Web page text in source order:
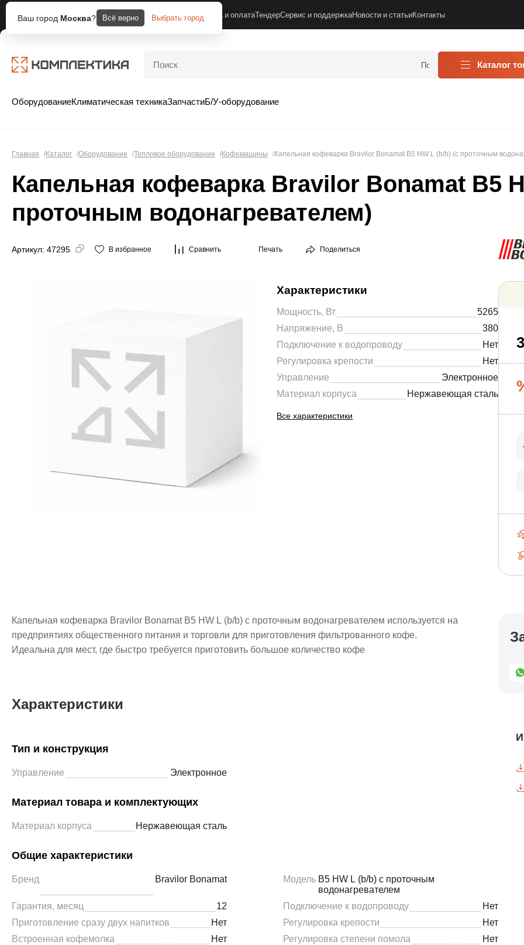
Ваш город Москва? Всё верно Выбрать город
КомпанияДоставка и оплатаТендерСервис и поддержкаНовости и статьиКонтакты
Каталог
ОборудованиеКлиматическая техникаЗапчастиБ/У-оборудование
Главная Каталог Оборудование Тепловое оборудование Кофемашины Капельная кофеварка Bravilor Bonamat B5 HW L (b/b) (с проточным
Капельная кофеварка Bravilor Bonamat B5
проточным водонагревателем)
Артикул: 47295 В избранное Сравнить Печать Поделиться
Характеристики
Мощность, Вт
5265
Напряжение, В
380
Подключение к водопроводу
Нет
Регулировка крепости
Нет
Управление
Электронное
Материал корпуса
Нержавеющая сталь
Все характеристики
Капельная кофеварка Bravilor Bonamat B5 HW L (b/b) с проточным водонагревателем используется на
предприятиях общественного питания и торговли для приготовления фильтрованного кофе.
Идеальна для мест, где быстро требуется приготовить большое количество кофе
Характеристики
Тип и конструкция
Управление Электронное
Материал товара и комплектующих
Материал корпуса Нержавеющая сталь
Общие характеристики
Бренд Bravilor Bonamat Модель B5 HW L (b/b) с проточным
водонагревателем
Гарантия, месяц
12 Подключение к водопроводу
Нет
Приготовление сразу двух напитков
Нет Регулировка крепости
Нет
Встроенная кофемолка
Нет Регулировка степени помола
Нет